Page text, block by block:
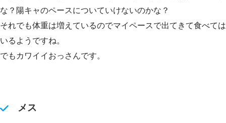
な？陽キャのペースについていけないのかな？
それでも体重は増えているのでマイペースで出てきて食べては
いるようですね。
でもカワイイおっさんです。
メス